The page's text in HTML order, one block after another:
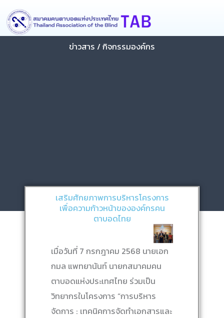
content
Skip
to
content
ข่าวสาร / กิจกรรมองค์กร
เสริมศักยภาพการบริหารโครงการ
เพื่อความก้าวหน้าขององค์กรคน
ตาบอดไทย
เมื่อวันที่ 7 กรกฎาคม 2568 นายเอก
กมล แพทยานันท์ นายกสมาคมคน
ตาบอดแห่งประเทศไทย ร่วมเป็น
วิทยากรในโครงการ “การบริหาร
จัดการ : เทคนิคการจัดทำเอกสารและ